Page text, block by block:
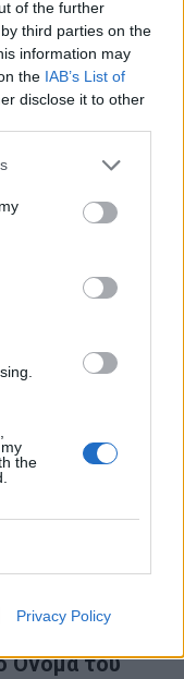
of the further
third parties on the
information may
the IAB’s List of
disclose it to other
the
Privacy Policy
ξεκινούν τα
του “Ο
ο
σε
να ζει μέσα
μόνο με ότι
περνούσε
ενώ έμαθε να
αποχωρίστηκε
Όνομα του